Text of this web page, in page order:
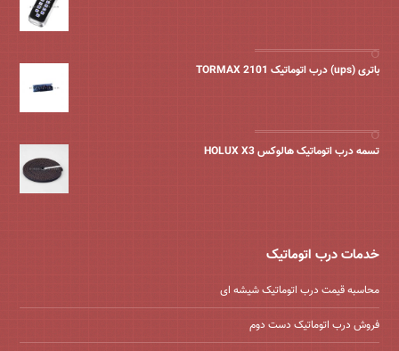
باتری (ups) درب اتوماتیک TORMAX 2101
تسمه درب اتوماتیک هالوکس HOLUX X3
خدمات درب اتوماتیک
محاسبه قیمت درب اتوماتیک شیشه ‌ای
فروش درب اتوماتیک دست دوم